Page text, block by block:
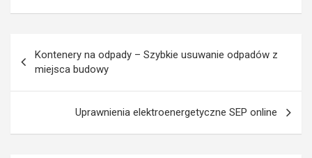
wpisu
Kontenery na odpady – Szybkie usuwanie odpadów z
miejsca budowy
Uprawnienia elektroenergetyczne SEP online